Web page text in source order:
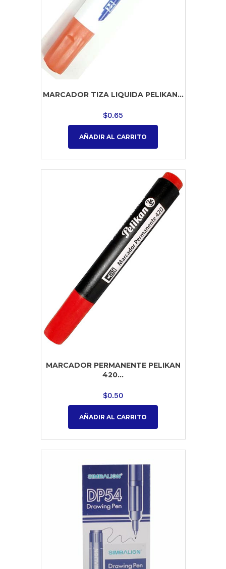
MARCADOR TIZA LIQUIDA PELIKAN...
$0.65
AÑADIR AL CARRITO
MARCADOR PERMANENTE PELIKAN
420...
$0.50
AÑADIR AL CARRITO